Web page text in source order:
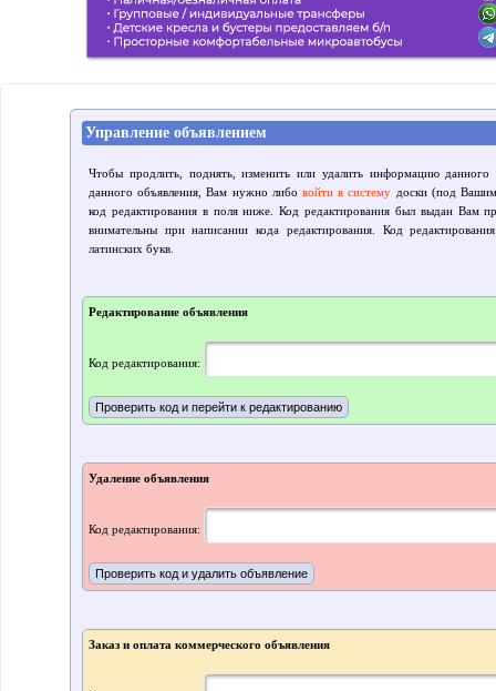
Управление объявлением
Чтобы продлить, поднять, изменить или удалить информацию
данного объявления, Вам нужно либо войти в систему доски (под
код редактирования в поля ниже. Код редактирования был выдан Вам
внимательны при написании кода редактирования. Код
латинских букв.
Редактирование объявления
Код редактирования:
Удаление объявления
Код редактирования:
Заказ и оплата коммерческого объявления